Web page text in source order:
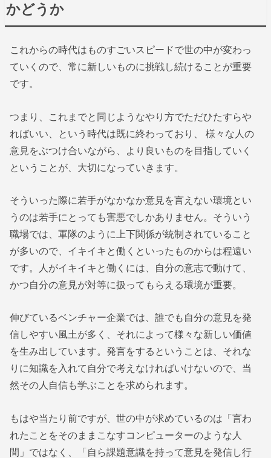
かどうか
これからの時代はものすごいスピードで世の中が変わっ
ていくので、常に新しいものに挑戦し続けることが重要
です。
つまり、これまでと同じようなやり方でただひたすらや
ればいい、という時代は既に終わっており、 様々な人の
意見をぶつけ合いながら、より良いものを目指していく
ということが、大切になっていきます。
そういった際に若手がなかなか意見を言えない環境とい
うのは若手にとっても害悪でしかありません。そういう
職場では、軍隊のように上下関係が統制されていること
が多いので、イキイキと働くといったものからは程遠い
です。人がイキイキと働くには、自分の意志で動けて、
かつ自分の意見が対等に扱ってもらえる環境が重要。
伸びているベンチャー企業では、誰でも自分の意見を発
信しやすい風土が多く、それによって様々な新しい価値
を生み出しています。発言をするということは、それな
りに知識を入れて自分で考えなければいけないので、当
然その人自信も学ぶことを求められます。
もはや当たり前ですが、世の中が求めているのは「言わ
れたことをそのままこなすコンピューターのような人
間」ではなく、「自ら課題意識を持って意見を発信し行